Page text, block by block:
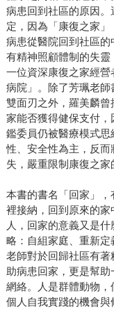
病患回到社區的原因
定，因為「康復之家
病患從醫院回到社區
有精神照顧體制的失
一位資深康復之家經
病院」。除了芳珮老
雙面刃之外，羅美麟
家能否獲得健保支付
鑑委員仍被醫療模式
性、安全性為主，反
失，嚴重限制康復之家
本書的書名「回家」
裡接納，回到原來的
人，回家的意義又是
略：自組家庭、重新
老師對於回歸社區有
助病患回家，更是幫
網絡。人是群體動物
個人自我實踐的機會